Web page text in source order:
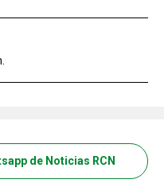
de Noticias RCN